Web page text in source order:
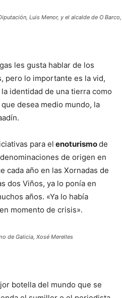
Luis Menor, y el alcalde de O
les gusta hablar de los
pero lo importante es la vid,
identidad de una tierra como
desea medio mundo, la
para el enoturismode
de origen en
cada año en las Xornadas de
dos Viños, ya lo ponía en
años. «Ya lo había
momento de crisis».
de Galicia, Xosé Merelles
botella del mundo que se